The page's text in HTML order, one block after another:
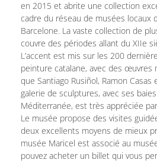
en 2015 et abrite une collection
cadre du réseau de musées locaux
Barcelone. La vaste collection de
couvre des périodes allant du XIIe
L’accent est mis sur les 200
peinture catalane, avec des œuvres
que Santiago Rusiñol, Ramon Casas
galerie de sculptures, avec ses
Méditerranée, est très appréciée
Le musée propose des visites
deux excellents moyens de mieux
musée Maricel est associé au
pouvez acheter un billet qui vous